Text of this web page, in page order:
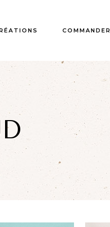
COMMANDER